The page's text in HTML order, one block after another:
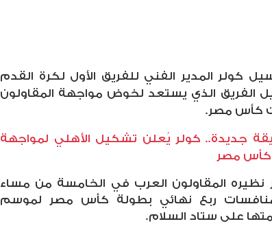
كولر المدير الفني للفريق الأول لكرة القدم
الفريق الذي يستعد لخوض مواجهة المقاولون
كأس مصر.
جديدة.. كولر يُعلن تشكيل الأهلي لمواجهة
كأس مصر
نظيره المقاولون العرب في الخامسة من مساء
ربع نهائي بطولة كأس مصر لموسم